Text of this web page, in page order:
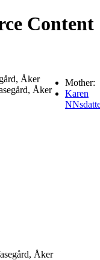
Content
Mother:
Karen
Åker
Åker
Åker